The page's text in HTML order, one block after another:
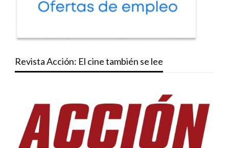
Revista Acción: El cine también se lee